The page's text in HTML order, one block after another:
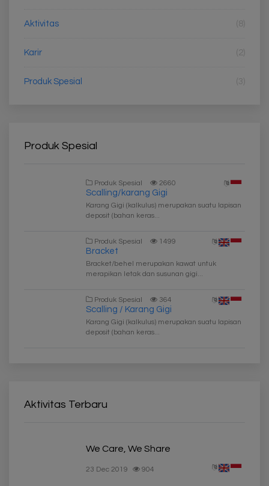
Aktivitas (8)
Karir (2)
Produk Spesial (3)
Produk Spesial
Produk Spesial 2660
Scalling/karang Gigi
Karang Gigi (kalkulus) merupakan suatu lapisan
deposit (bahan keras...
Produk Spesial 1499
Bracket
Bracket/behel merupakan kawat untuk
merapikan letak dan susunan gigi...
Produk Spesial 364
Scalling / Karang Gigi
Karang Gigi (kalkulus) merupakan suatu lapisan
deposit (bahan keras...
Aktivitas Terbaru
We Care, We Share
23 Dec 2019 904